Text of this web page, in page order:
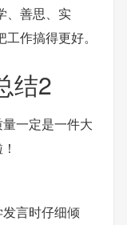
、善思、实
作搞得更好。
结2
一定是一件大
言时仔细倾